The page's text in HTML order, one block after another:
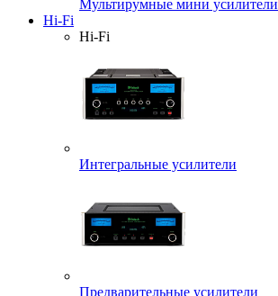
Мультирумные мини усилители
Hi-Fi
Hi-Fi
Интегральные усилители
Предварительные усилители